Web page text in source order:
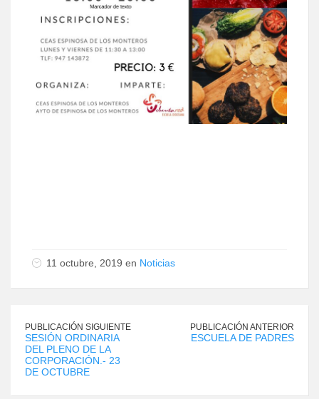
11 octubre, 2019 en Noticias
PUBLICACIÓN SIGUIENTE
SESIÓN ORDINARIA
DEL PLENO DE LA
CORPORACIÓN.- 23
DE OCTUBRE
PUBLICACIÓN ANTERIOR
ESCUELA DE PADRES